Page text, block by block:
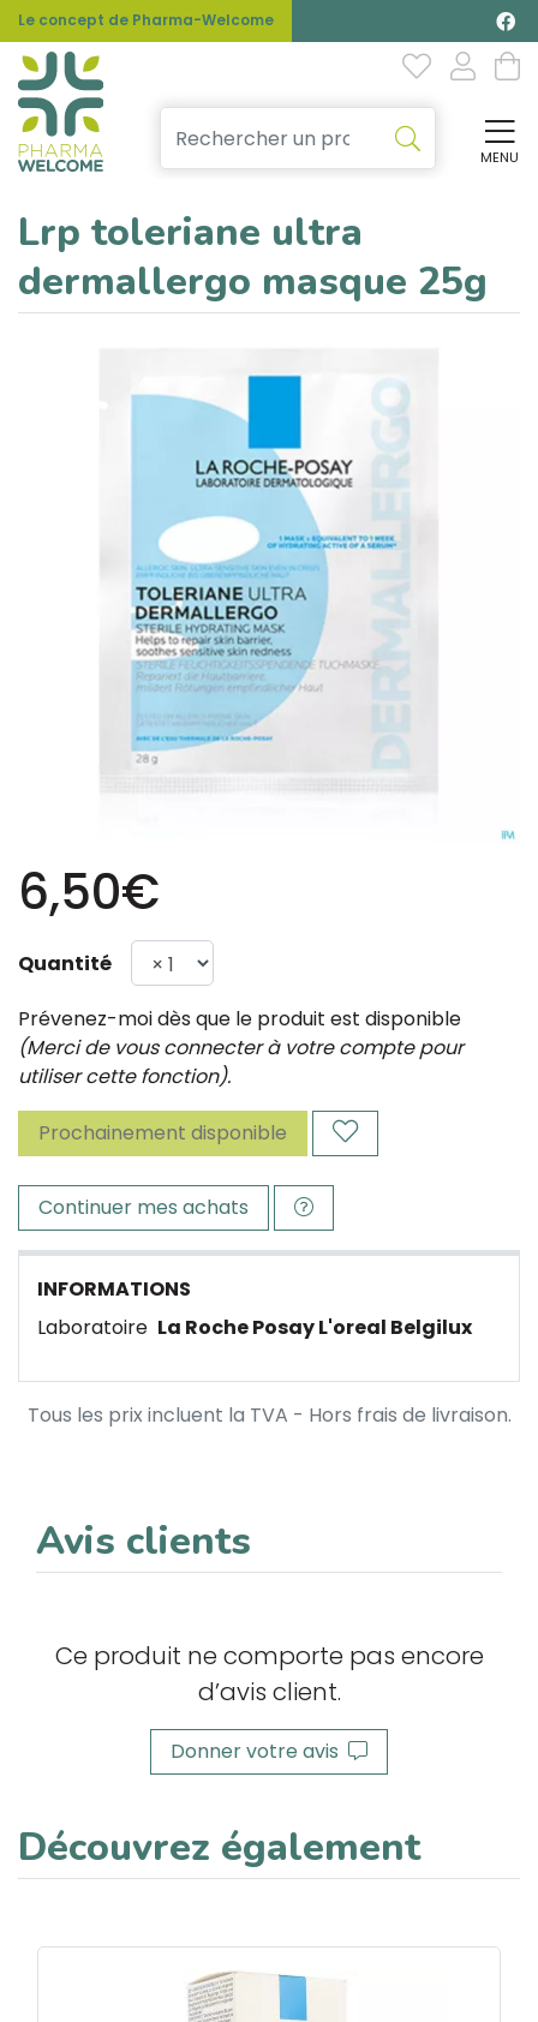
Le concept de Pharma-Welcome
MENU
Lrp toleriane ultra
dermallergo masque 25g
6,50€
Quantité
Prévenez-moi dès que le produit est disponible
(Merci de vous connecter à votre compte pour
utiliser cette fonction).
Prochainement disponible
Continuer mes achats
INFORMATIONS
Laboratoire La Roche Posay L'oreal Belgilux
Tous les prix incluent la TVA - Hors frais de livraison.
Avis clients
Ce produit ne comporte pas encore
d’avis client.
Donner votre avis
Découvrez également